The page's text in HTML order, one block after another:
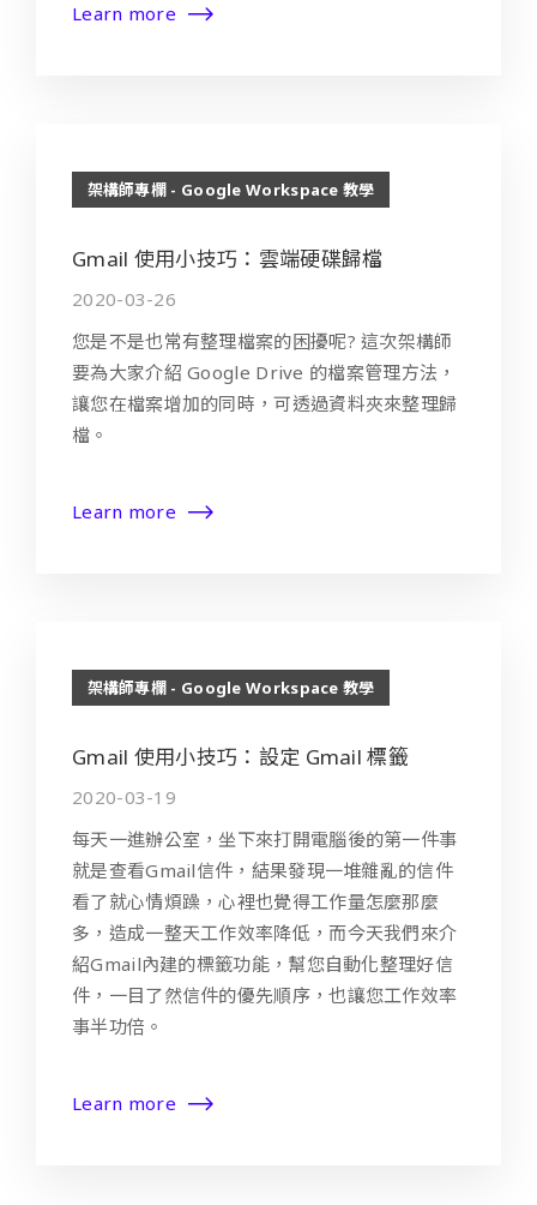
Learn more
架構師專欄 - Google Workspace 教學
Gmail 使用小技巧：雲端硬碟歸檔
2020-03-26
您是不是也常有整理檔案的困擾呢? 這次架構師
要為大家介紹 Google Drive 的檔案管理方法，
讓您在檔案增加的同時，可透過資料夾來整理歸
檔。
Learn more
架構師專欄 - Google Workspace 教學
Gmail 使用小技巧：設定 Gmail 標籤
2020-03-19
每天一進辦公室，坐下來打開電腦後的第一件事
就是查看Gmail信件，結果發現一堆雜亂的信件
看了就心情煩躁，心裡也覺得工作量怎麼那麼
多，造成一整天工作效率降低，而今天我們來介
紹Gmail內建的標籤功能，幫您自動化整理好信
件，一目了然信件的優先順序，也讓您工作效率
事半功倍。
Learn more